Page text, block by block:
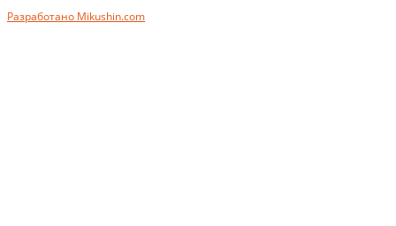
Разработано Mikushin.com